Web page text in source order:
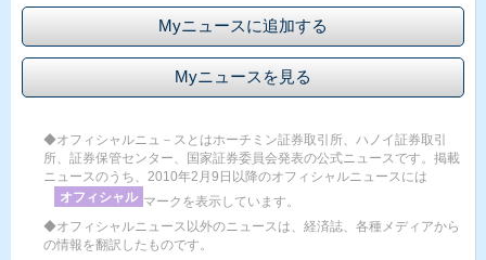
Myニュースに追加する
Myニュースを見る
◆オフィシャルニュ－スとはホーチミン証券取引所、ハノイ証券取引
所、証券保管センター、国家証券委員会発表の公式ニュースです。掲載
ニュースのうち、2010年2月9日以降のオフィシャルニュースには
オフィシャル マークを表示しています。
◆オフィシャルニュース以外のニュースは、経済誌、各種メディアから
の情報を翻訳したものです。